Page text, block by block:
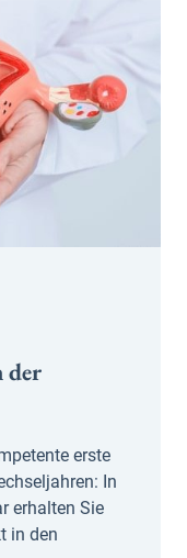
der
erste
In
erhalten Sie
in den